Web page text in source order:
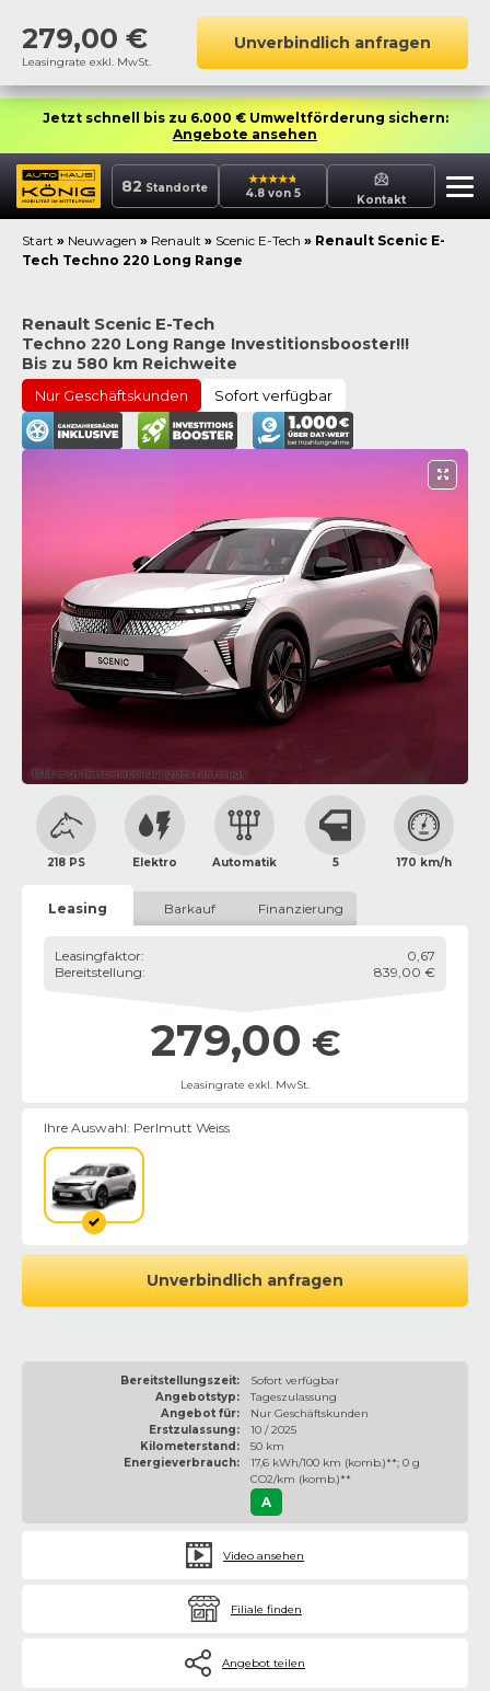
279,00 €
Leasingrate exkl. MwSt.
Unverbindlich anfragen
Jetzt schnell bis zu 6.000 € Umweltförderung sichern:
Angebote ansehen
82 Standorte 4.8 von 5 Kontakt
Start » Neuwagen » Renault » Scenic E-Tech » Renault Scenic E-
Tech Techno 220 Long Range
Renault Scenic E-Tech
Techno 220 Long Range Investitionsbooster!!!
Bis zu 580 km Reichweite
Nur Geschäftskunden Sofort verfügbar
Bild zeigt Beispielabbildung des Fahrzeugs
218 PS Elektro Automatik 5 170 km/h
Leasing Barkauf Finanzierung
Leasingfaktor:
0,67
Bereitstellung: 839,00 €
279,00 €
Leasingrate exkl. MwSt.
Ihre Auswahl: Perlmutt Weiss
Unverbindlich anfragen
Bereitstellungszeit:
Sofort verfügbar
Angebotstyp:
Tageszulassung
Angebot für:
Nur Geschäftskunden
Erstzulassung:
10 / 2025
Kilometerstand:
50 km
Energieverbrauch:
17,6 kWh/100 km (komb.)**; 0 g
CO2/km (komb.)**
A
Video ansehen
Filiale finden
Angebot teilen